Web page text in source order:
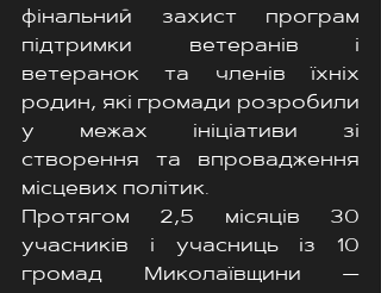
фінальний захист програм
підтримки ветеранів і
ветеранок та членів їхніх
родин, які громади розробили
у межах ініціативи зі
створення та впровадження
місцевих політик.
Протягом 2,5 місяців 30
учасників і учасниць із 10
громад Миколаївщини —